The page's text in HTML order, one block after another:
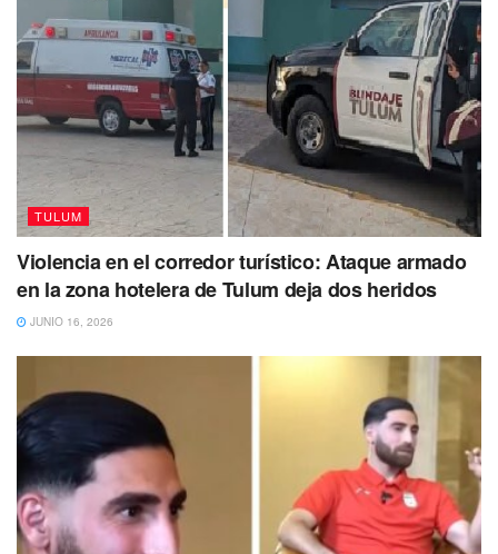
TULUM
Violencia en el corredor turístico: Ataque armado
en la zona hotelera de Tulum deja dos heridos
JUNIO 16, 2026